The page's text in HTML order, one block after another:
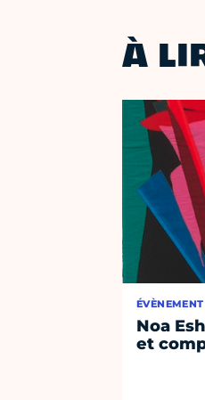
À
ÉVÈNEMENT
Noa
et